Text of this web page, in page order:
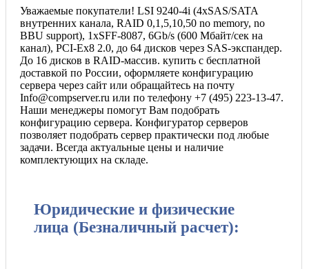
Уважаемые покупатели! LSI 9240-4i (4xSAS/SATA
внутренних канала, RAID 0,1,5,10,50 no memory, no
BBU support), 1хSFF-8087, 6Gb/s (600 Мбайт/сек на
канал), PCI-Ex8 2.0, до 64 дисков через SAS-экспандер.
До 16 дисков в RAID-массив. купить с бесплатной
доставкой по России, оформляете конфигурацию
сервера через сайт или обращайтесь на почту
Info@compserver.ru или по телефону +7 (495) 223-13-47.
Наши менеджеры помогут Вам подобрать
конфигурацию сервера. Конфигуратор серверов
позволяет подобрать сервер практически под любые
задачи. Всегда актуальные цены и наличие
комплектующих на складе.
Юридические и физические
лица (Безналичный расчет):